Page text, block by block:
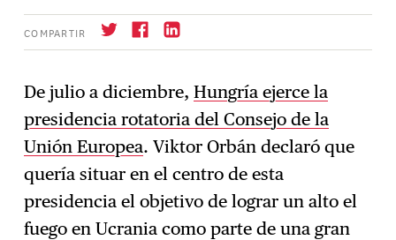
COMPARTIR
→ Suscríbase
De julio a diciembre,Hungría ejerce la
presidencia rotatoria del Consejo de la
Unión Europea. Viktor Orbán declaró que
quería situar en el centro de esta
presidencia el objetivo de lograr un alto el
fuego en Ucrania como parte de una gran